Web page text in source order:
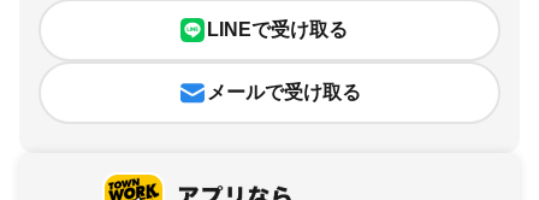
LINEで受け取る
メールで受け取る